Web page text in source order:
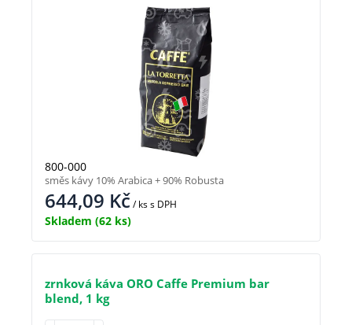
800-000
644,09 Kč/ kss DPH
Skladem (62 ks)
směs kávy 10% Arabica + 90% Robusta
zrnková káva ORO Caffe Premium bar
blend, 1 kg